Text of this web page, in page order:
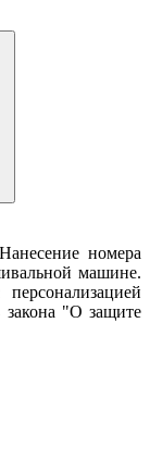
номера
машине.
закона "О защите